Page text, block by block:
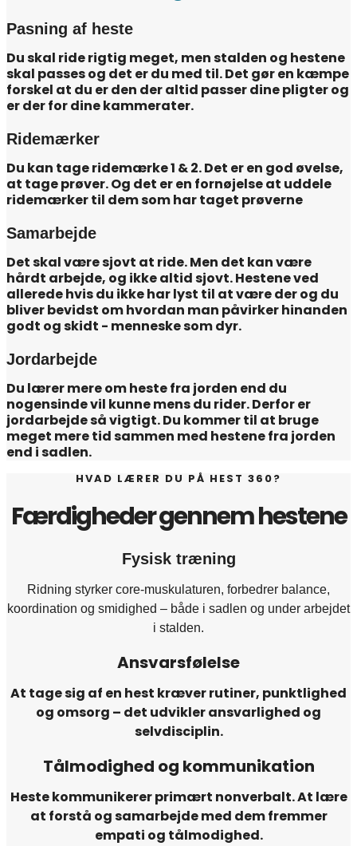
Pasning af heste
Du skal ride rigtig meget, men stalden og hestene
skal passes og det er du med til. Det gør en kæmpe
forskel at du er den der altid passer dine pligter og
er der for dine kammerater.
Ridemærker
Du kan tage ridemærke 1 & 2. Det er en god øvelse,
at tage prøver. Og det er en fornøjelse at uddele
ridemærker til dem som har taget prøverne
Samarbejde
Det skal være sjovt at ride. Men det kan være
hårdt arbejde, og ikke altid sjovt. Hestene ved
allerede hvis du ikke har lyst til at være der og du
bliver bevidst om hvordan man påvirker hinanden
godt og skidt - menneske som dyr.
Jordarbejde
Du lærer mere om heste fra jorden end du
nogensinde vil kunne mens du rider. Derfor er
jordarbejde så vigtigt. Du kommer til at bruge
meget mere tid sammen med hestene fra jorden
end i sadlen.
HVAD LÆRER DU PÅ HEST 360?
Færdigheder gennem hestene
Fysisk træning
Ridning styrker core-muskulaturen, forbedrer balance,
koordination og smidighed – både i sadlen og under arbejdet
i stalden.
Ansvarsfølelse
At tage sig af en hest kræver rutiner, punktlighed
og omsorg – det udvikler ansvarlighed og
selvdisciplin.
Tålmodighed og kommunikation
Heste kommunikerer primært nonverbalt. At lære
at forstå og samarbejde med dem fremmer
empati og tålmodighed.